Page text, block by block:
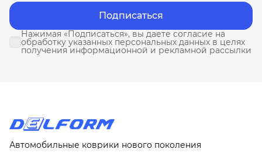
Подписаться
Нажимая «Подписаться», вы даете согласие на
обработку указанных персональных данных в целях
получения информационной и рекламной рассылки
Автомобильные коврики нового поколения